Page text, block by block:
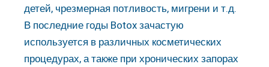
детей, чрезмерная потливость, мигрени и т.д.
В последние годы Botox зачастую
используется в различных косметических
процедурах, а также при хронических запорах